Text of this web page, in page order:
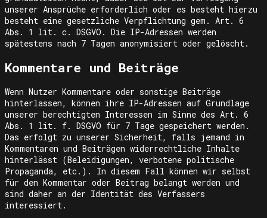
unserer Ansprüche erforderlich oder es besteht hierzu
besteht eine gesetzliche Verpflichtung gem. Art. 6
Abs. 1 lit. c. DSGVO. Die IP-Adressen werden
spätestens nach 7 Tagen anonymisiert oder gelöscht.
Kommentare und Beiträge
Wenn Nutzer Kommentare oder sonstige Beiträge
hinterlassen, können ihre IP-Adressen auf Grundlage
unserer berechtigten Interessen im Sinne des Art. 6
Abs. 1 lit. f. DSGVO für 7 Tage gespeichert werden.
Das erfolgt zu unserer Sicherheit, falls jemand in
Kommentaren und Beiträgen widerrechtliche Inhalte
hinterlässt (Beleidigungen, verbotene politische
Propaganda, etc.). In diesem Fall können wir selbst
für den Kommentar oder Beitrag belangt werden und
sind daher an der Identität des Verfassers
interessiert.